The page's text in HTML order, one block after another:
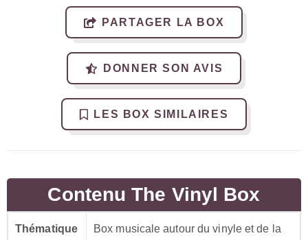
PARTAGER LA BOX
DONNER SON AVIS
LES BOX SIMILAIRES
Contenu The Vinyl Box
Thématique
Box musicale autour du vinyle et de la